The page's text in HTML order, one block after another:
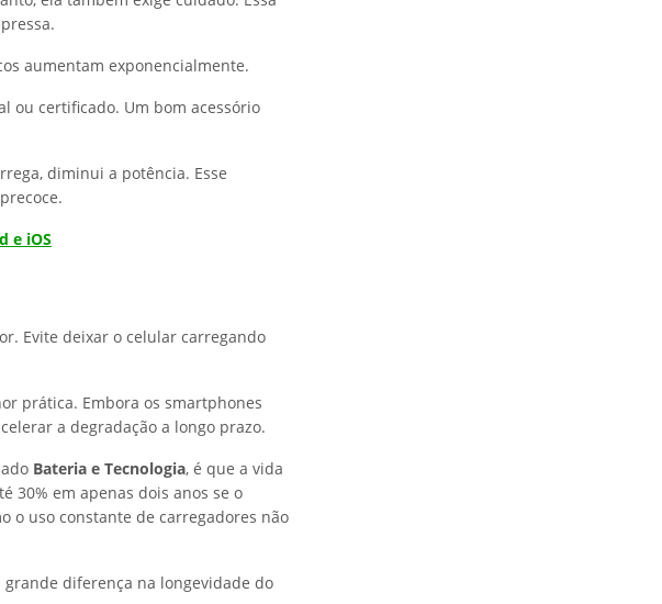
aumentam exponencialmente.
ou certificado. Um bom acessório
diminui a potência. Esse
e iOS
Evite deixar o celular carregando
prática. Embora os smartphones
a degradação a longo prazo.
Bateria e Tecnologia, é que a vida
30% em apenas dois anos se o
o uso constante de carregadores não
diferença na longevidade do